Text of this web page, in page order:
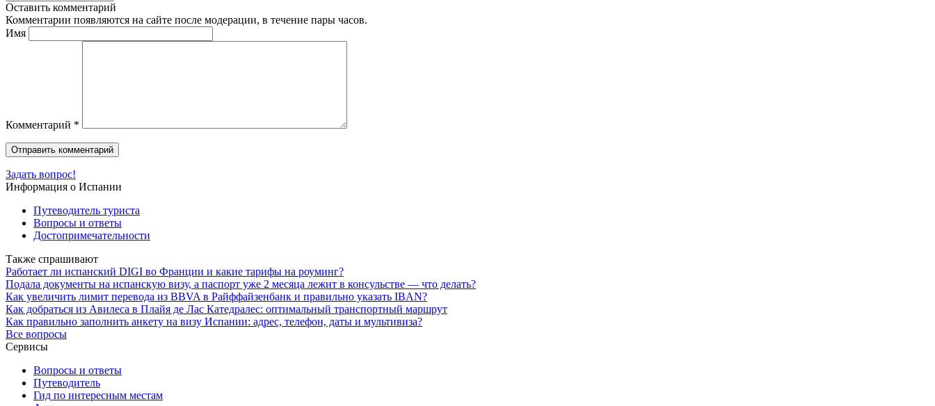
Оставить комментарий
Комментарии появляются на сайте после модерации, в течение пары часов.
Имя
Комментарий *
Задать вопрос!
Информация о Испании
Путеводитель туриста
Вопросы и ответы
Достопримечательности
Также спрашивают
Работает ли испанский DIGI во Франции и какие тарифы на роуминг?
Подала документы на испанскую визу, а паспорт уже 2 месяца лежит в консульстве — что делать?
Как увеличить лимит перевода из BBVA в Райффайзенбанк и правильно указать IBAN?
Как добраться из Авилеса в Плайя де Лас Катедралес: оптимальный транспортный маршрут
Как правильно заполнить анкету на визу Испании: адрес, телефон, даты и мультивиза?
Все вопросы
Сервисы
Вопросы и ответы
Путеводитель
Гид по интересным местам